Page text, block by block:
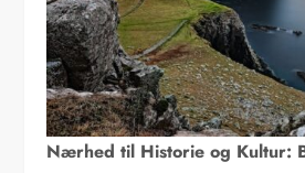
Nærhed til Historie og Kultur: